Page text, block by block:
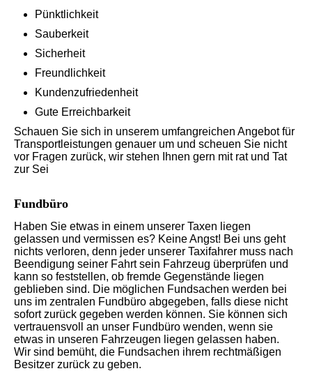
Pünktlichkeit
Sauberkeit
Sicherheit
Freundlichkeit
Kundenzufriedenheit
Gute Erreichbarkeit
Schauen Sie sich in unserem umfangreichen Angebot für
Transportleistungen genauer um und scheuen Sie nicht
vor Fragen zurück, wir stehen Ihnen gern mit rat und Tat
zur Sei
Fundbüro
Haben Sie etwas in einem unserer Taxen liegen
gelassen und vermissen es? Keine Angst! Bei uns geht
nichts verloren, denn jeder unserer Taxifahrer muss nach
Beendigung seiner Fahrt sein Fahrzeug überprüfen und
kann so feststellen, ob fremde Gegenstände liegen
geblieben sind. Die möglichen Fundsachen werden bei
uns im zentralen Fundbüro abgegeben, falls diese nicht
sofort zurück gegeben werden können. Sie können sich
vertrauensvoll an unser Fundbüro wenden, wenn sie
etwas in unseren Fahrzeugen liegen gelassen haben.
Wir sind bemüht, die Fundsachen ihrem rechtmäßigen
Besitzer zurück zu geben.